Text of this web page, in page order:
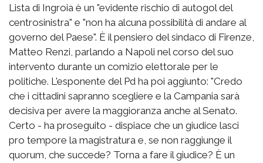
Lista di Ingroia è un "evidente rischio di autogol del
centrosinistra" e "non ha alcuna possibilità di andare al
governo del Paese". È il pensiero del sindaco di Firenze,
Matteo Renzi, parlando a Napoli nel corso del suo
intervento durante un comizio elettorale per le
politiche. L'esponente del Pd ha poi aggiunto: "Credo
che i cittadini sapranno scegliere e la Campania sarà
decisiva per avere la maggioranza anche al Senato.
Certo - ha proseguito - dispiace che un giudice lasci
pro tempore la magistratura e, se non raggiunge il
quorum, che succede? Torna a fare il giudice? È un